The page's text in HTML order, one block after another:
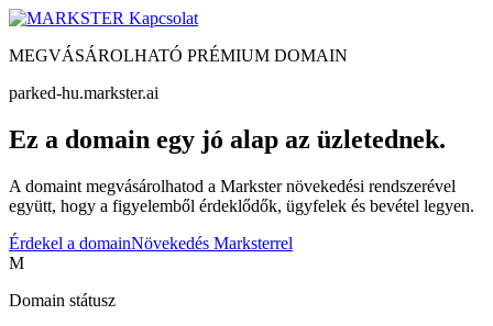
Kapcsolat
MEGVÁSÁROLHATÓ PRÉMIUM DOMAIN
parked-hu.markster.ai
Ez a domain egy jó alap az üzletednek.
A domaint megvásárolhatod a Markster növekedési rendszerével
együtt, hogy a figyelemből érdeklődők, ügyfelek és bevétel legyen.
Érdekel a domainNövekedés Marksterrel
M
Domain státusz